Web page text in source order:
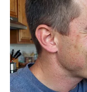
ดูดวง